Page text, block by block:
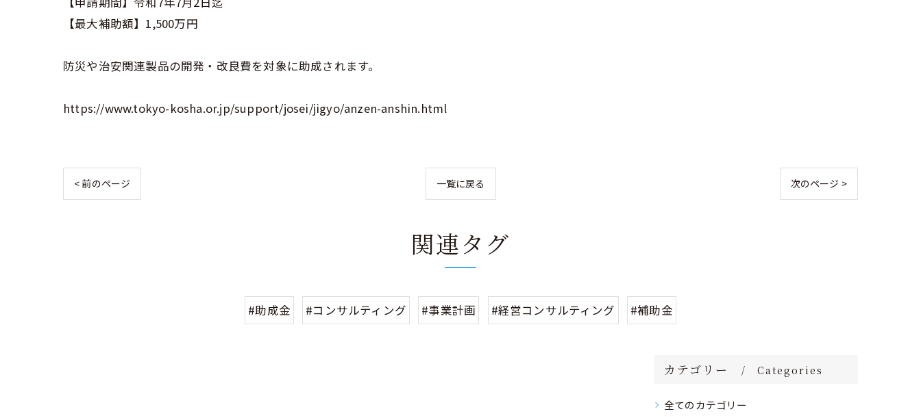
【最大補助額】1,500万円
防災や治安関連製品の開発・改良費を対象に助成されます。
https://www.tokyo-kosha.or.jp/support/josei/jigyo/anzen-anshin.html
< 前のページ 一覧に戻る 次のページ >
関連タグ
#助成金 #コンサルティング #事業計画 #経営コンサルティング #補助金
カテゴリー Categories
全てのカテゴリー